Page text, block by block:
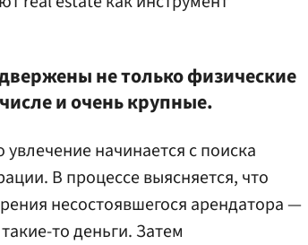
не только физические
и очень крупные.
начинается с поиска
В процессе выясняется, что
несостоявшегося арендатора —
то деньги. Затем